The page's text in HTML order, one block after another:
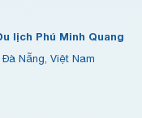
lịch Phú Minh Quang
Nẵng, Việt Nam